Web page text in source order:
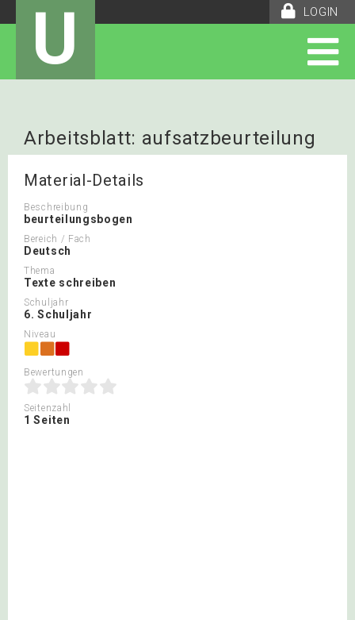
LOGIN
U
Arbeitsblatt: aufsatzbeurteilung
Material-Details
Beschreibung
beurteilungsbogen
Bereich / Fach
Deutsch
Thema
Texte schreiben
Schuljahr
6. Schuljahr
Niveau
Bewertungen
Seitenzahl
1 Seiten